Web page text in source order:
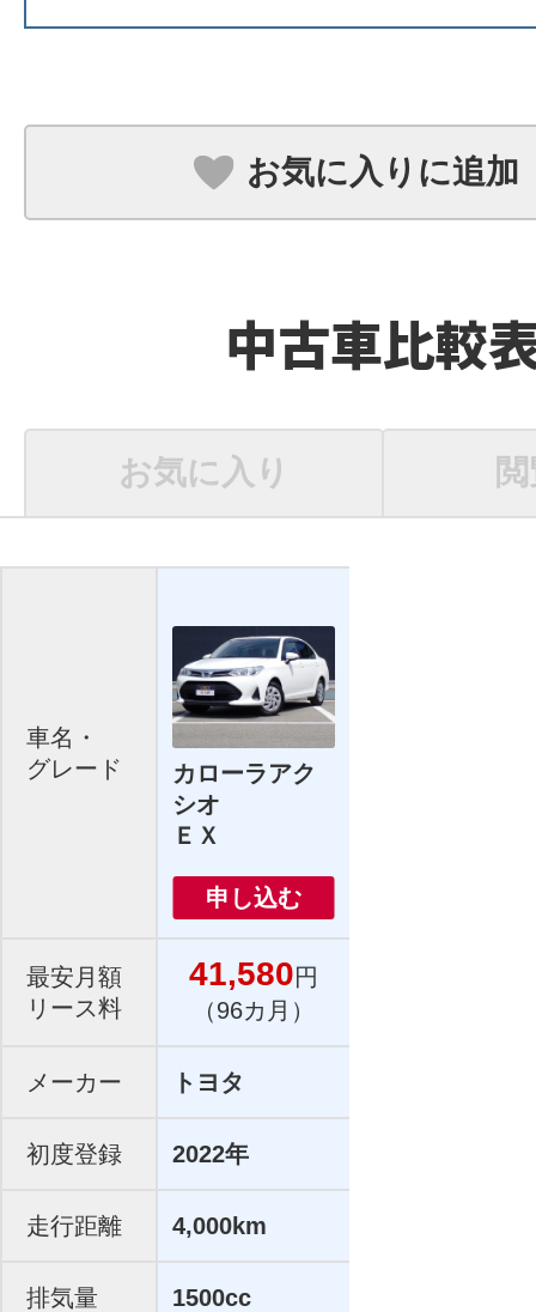
お気に入りに追加
中古車比較
お気に入り
車名・
グレード
カローラアク
シオ
ＥＸ
申し込む
最安月額
リース料
41,580円
（96カ月）
メーカー トヨタ
初度登録 2022年
走行距離 4,000km
排気量 1500cc